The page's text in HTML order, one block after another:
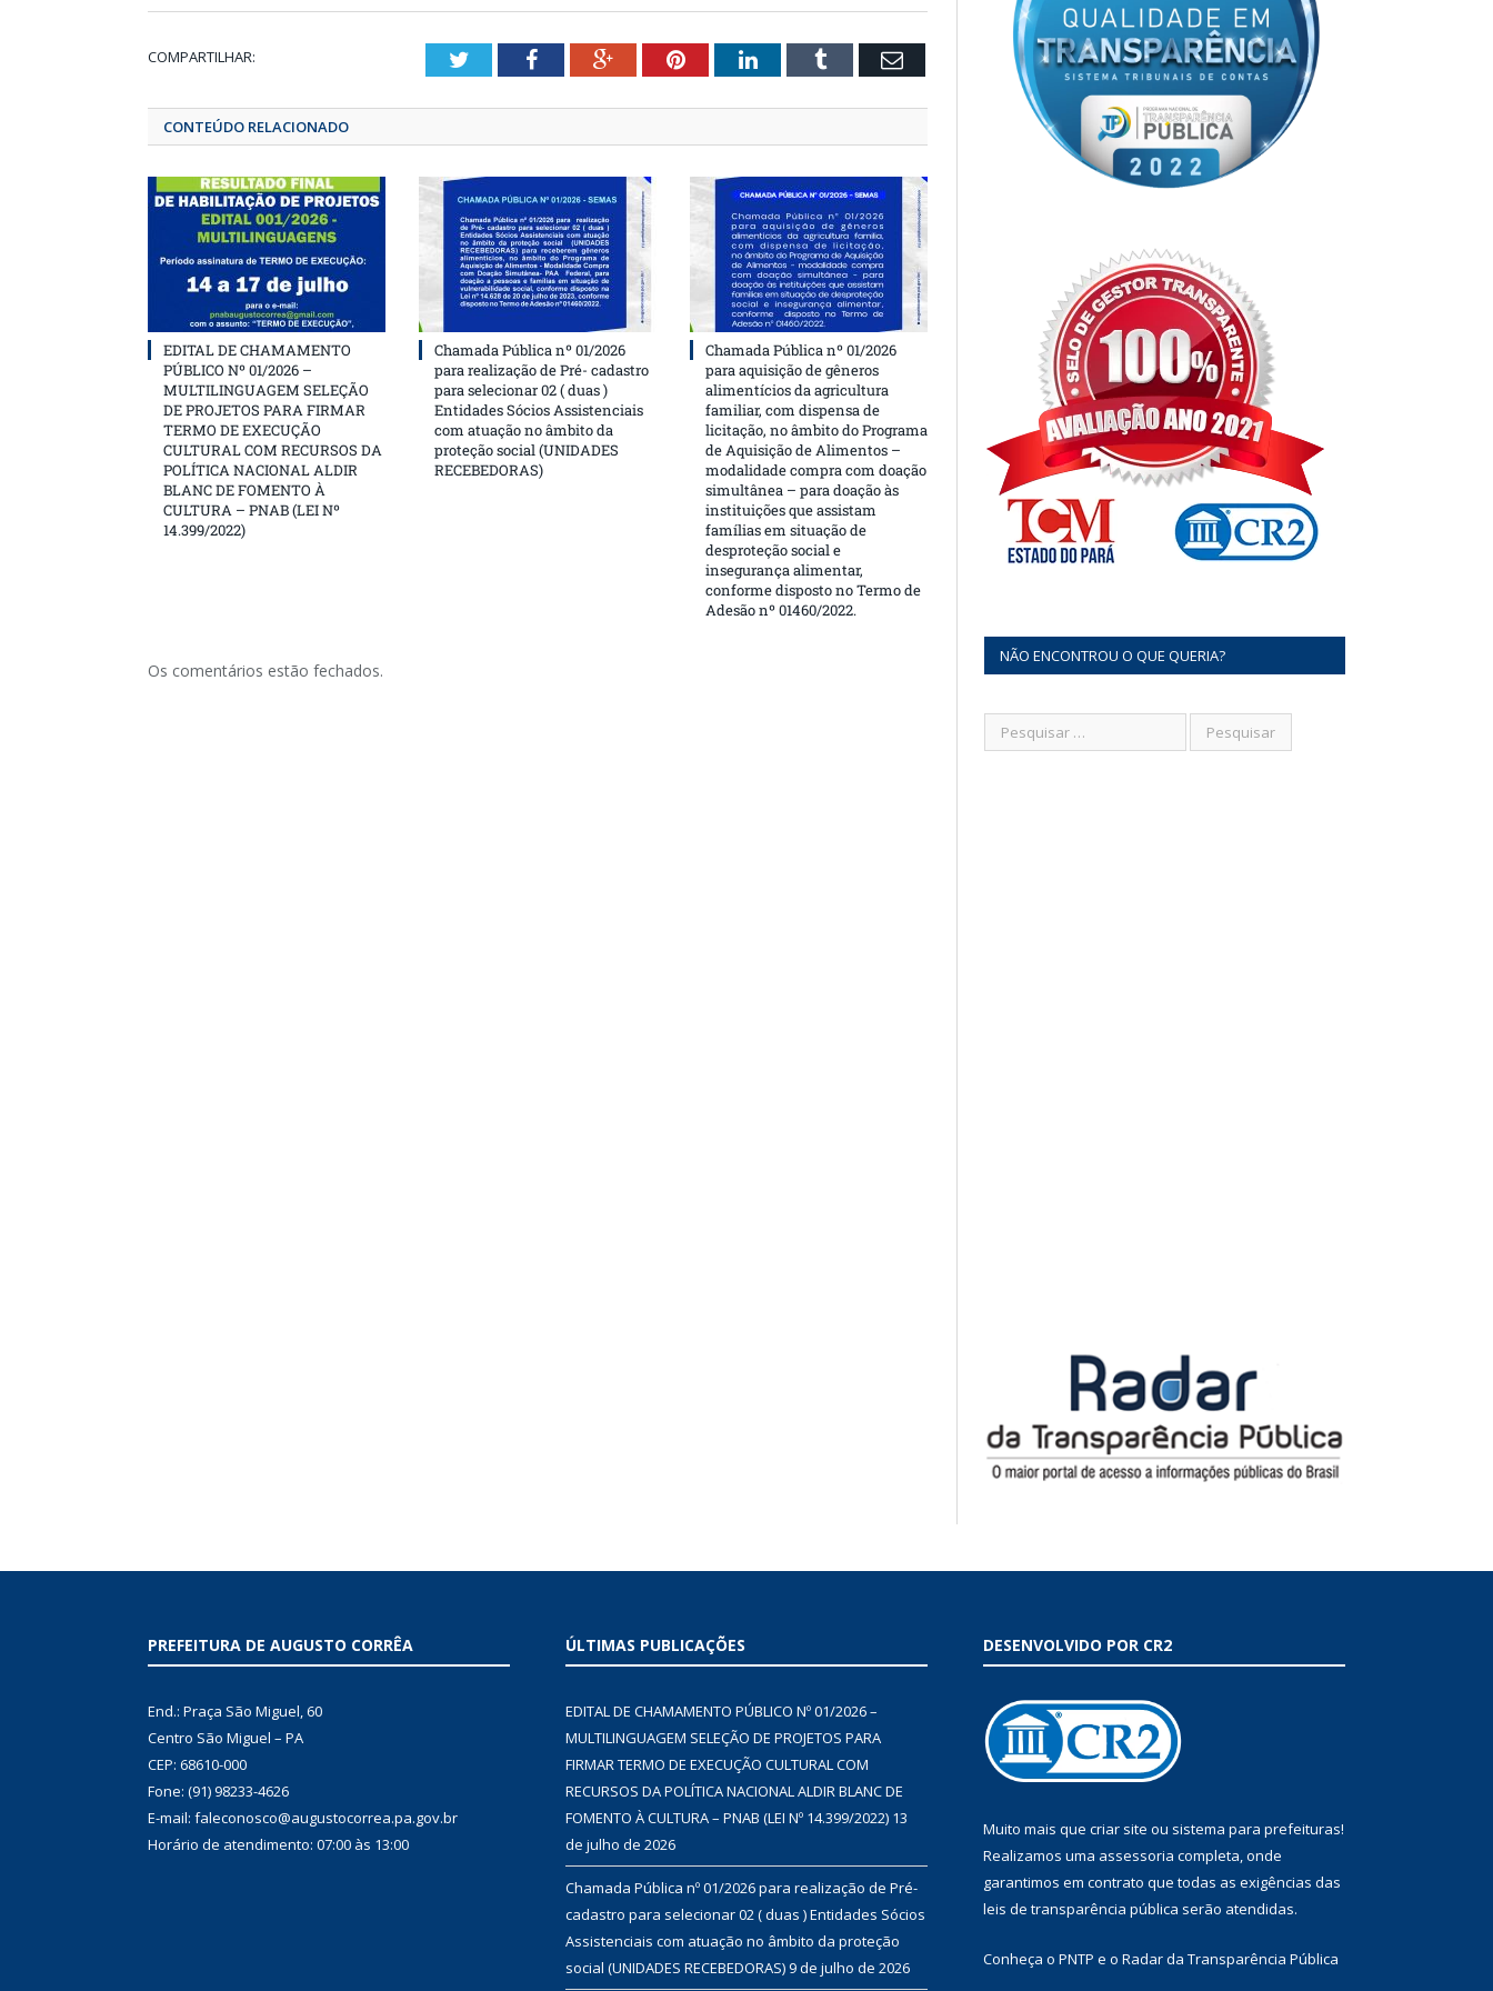
COMPARTILHAR: TwitterFacebookGoogle+Pinterest
LinkedInTumblrEmail
CONTEÚDO RELACIONADO
EDITAL DE CHAMAMENTO
PÚBLICO Nº 01/2026 –
MULTILINGUAGEM SELEÇÃO
DE PROJETOS PARA FIRMAR
TERMO DE EXECUÇÃO
CULTURAL COM RECURSOS DA
POLÍTICA NACIONAL ALDIR
BLANC DE FOMENTO À
CULTURA – PNAB (LEI Nº
14.399/2022)
Chamada Pública nº 01/2026
para realização de Pré- cadastro
para selecionar 02 ( duas )
Entidades Sócios Assistenciais
com atuação no âmbito da
proteção social (UNIDADES
RECEBEDORAS)
Chamada Pública nº 01/2026
para aquisição de gêneros
alimentícios da agricultura
familiar, com dispensa de
licitação, no âmbito do Programa
de Aquisição de Alimentos –
modalidade compra com doação
simultânea – para doação às
instituições que assistam
famílias em situação de
desproteção social e
insegurança alimentar,
conforme disposto no Termo de
Adesão nº 01460/2022.
Os comentários estão fechados.
NÃO ENCONTROU O QUE QUERIA?
PREFEITURA DE AUGUSTO CORRÊA
End.: Praça São Miguel, 60
Centro São Miguel – PA
CEP: 68610-000
Fone: (91) 98233-4626
E-mail: faleconosco@augustocorrea.pa.gov.br
Horário de atendimento: 07:00 às 13:00
ÚLTIMAS PUBLICAÇÕES
EDITAL DE CHAMAMENTO PÚBLICO Nº 01/2026 –
MULTILINGUAGEM SELEÇÃO DE PROJETOS PARA
FIRMAR TERMO DE EXECUÇÃO CULTURAL COM
RECURSOS DA POLÍTICA NACIONAL ALDIR BLANC DE
FOMENTO À CULTURA – PNAB (LEI Nº 14.399/2022) 13
de julho de 2026
Chamada Pública nº 01/2026 para realização de Pré-
cadastro para selecionar 02 ( duas ) Entidades Sócios
Assistenciais com atuação no âmbito da proteção
social (UNIDADES RECEBEDORAS)9 de julho de 2026
DESENVOLVIDO POR CR2
Muito mais que criar site ou sistema para prefeituras!
Realizamos uma assessoria completa, onde
garantimos em contrato que todas as exigências das
leis de transparência pública serão atendidas.
Conheça o PNTP e o Radar da Transparência Pública